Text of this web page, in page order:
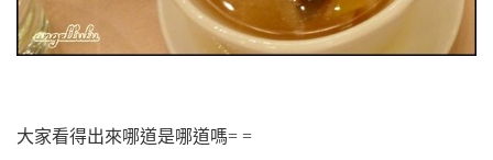
大家看得出來哪道是哪道嗎= =